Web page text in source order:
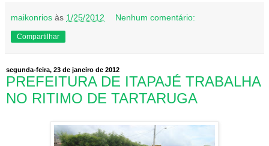
maikonrios às 1/25/2012 Nenhum comentário:
Compartilhar
segunda-feira, 23 de janeiro de 2012
PREFEITURA DE ITAPAJÉ TRABALHA
NO RITIMO DE TARTARUGA